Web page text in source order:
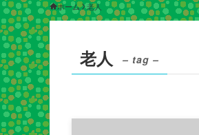
ホーム 老人
老人 – tag –